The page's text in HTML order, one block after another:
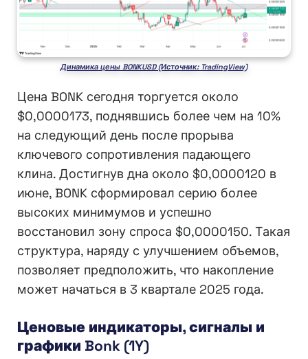
Динамика цены BONKUSD (Источник: TradingView)
Цена BONK сегодня торгуется около
$0,0000173, поднявшись более чем на 10%
на следующий день после прорыва
ключевого сопротивления падающего
клина. Достигнув дна около $0,0000120 в
июне, BONK сформировал серию более
высоких минимумов и успешно
восстановил зону спроса $0,0000150. Такая
структура, наряду с улучшением объемов,
позволяет предположить, что накопление
может начаться в 3 квартале 2025 года.
Ценовые индикаторы, сигналы и
графики Bonk (1Y)